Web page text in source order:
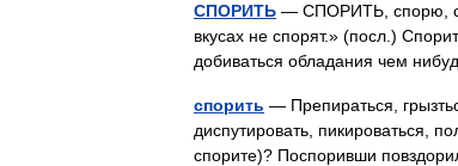
СПОРИТЬ — СПОРИТЬ, спорю,
вкусах не спорят.» (посл.)
добиваться обладания чем
спорить — Препираться,
диспутировать, пикироваться,
спорите)? Поспоривши